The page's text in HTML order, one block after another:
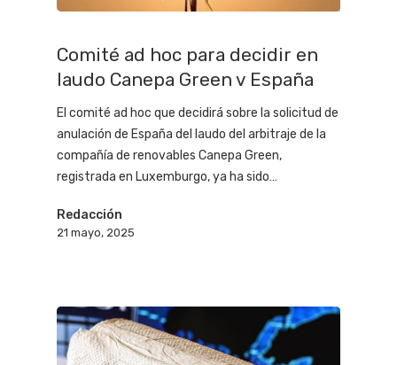
Comité ad hoc para decidir en
laudo Canepa Green v España
El comité ad hoc que decidirá sobre la solicitud de
anulación de España del laudo del arbitraje de la
compañía de renovables Canepa Green,
registrada en Luxemburgo, ya ha sido…
Redacción
21 mayo, 2025